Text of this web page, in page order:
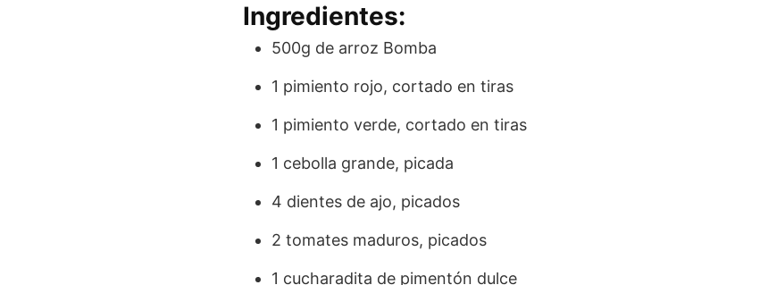
Ingredientes:
500g de arroz Bomba
1 pimiento rojo, cortado en tiras
1 pimiento verde, cortado en tiras
1 cebolla grande, picada
4 dientes de ajo, picados
2 tomates maduros, picados
1 cucharadita de pimentón dulce